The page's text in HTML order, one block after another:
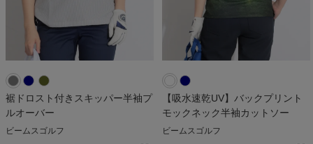
裾ドロスト付きスキッパー半袖プ
ルオーバー
ビームスゴルフ
【吸水速乾UV】バックプリント
モックネック半袖カットソー
ビームスゴルフ